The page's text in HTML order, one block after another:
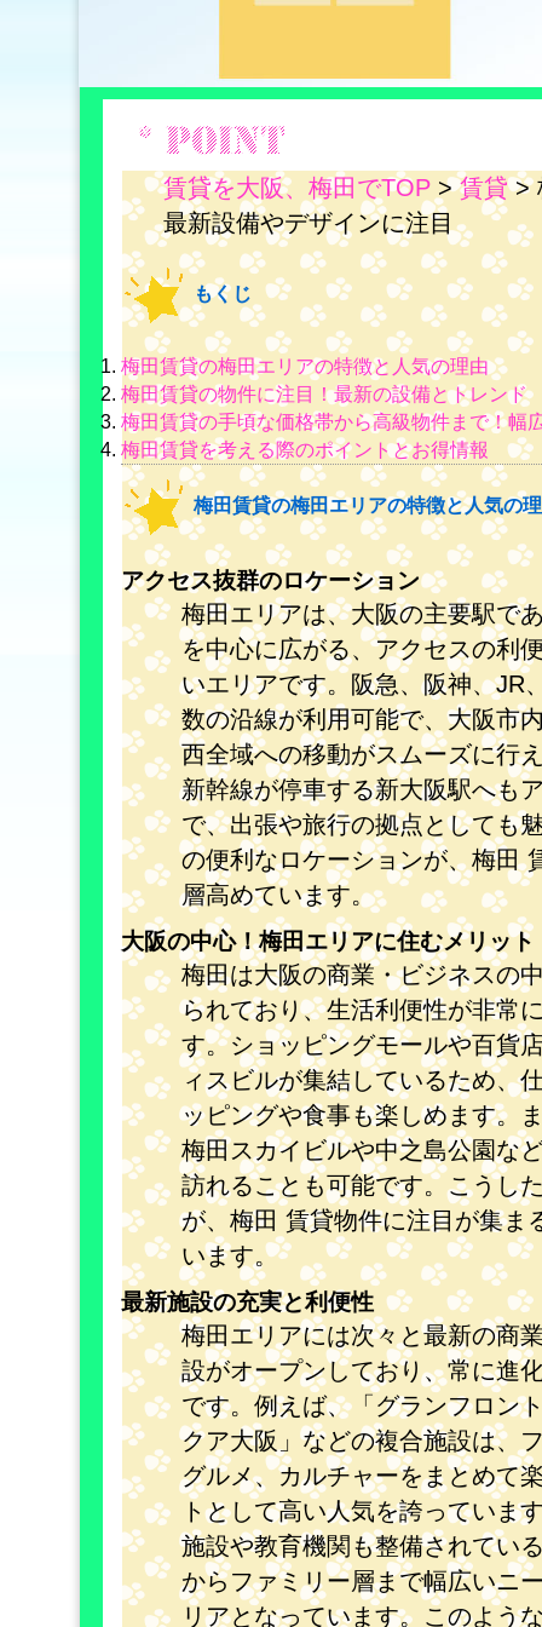
賃貸を大阪、梅田でTOP >賃貸>
最新設備やデザインに注目
もくじ
梅田賃貸の梅田エリアの特徴と人気の理由
梅田賃貸の物件に注目！最新の設備とトレンド
梅田賃貸の手頃な価格帯から高級物件まで！幅
梅田賃貸を考える際のポイントとお得情報
梅田賃貸の梅田エリアの特徴と人気の
アクセス抜群のロケーション
梅田エリアは、大阪の主要駅で
を中心に広がる、アクセスの利
いエリアです。阪急、阪神、JR
数の沿線が利用可能で、大阪市
西全域への移動がスムーズに行
新幹線が停車する新大阪駅へも
で、出張や旅行の拠点としても
の便利なロケーションが、梅田
層高めています。
大阪の中心！梅田エリアに住むメリット
梅田は大阪の商業・ビジネスの
られており、生活利便性が非常
す。ショッピングモールや百貨
ィスビルが集結しているため、
ッピングや食事も楽しめます。
梅田スカイビルや中之島公園な
訪れることも可能です。こうし
が、梅田 賃貸物件に注目が集ま
います。
最新施設の充実と利便性
梅田エリアには次々と最新の商
設がオープンしており、常に進
です。例えば、「グランフロン
クア大阪」などの複合施設は、
グルメ、カルチャーをまとめて
トとして高い人気を誇っていま
施設や教育機関も整備されてい
からファミリー層まで幅広いニ
リアとなっています。このよう